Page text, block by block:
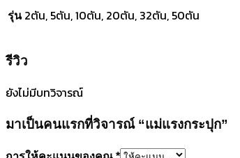
รุ่น 2ตัน, 5ตัน, 10ตัน, 20ตัน, 32ตัน, 50ตัน
รีวิว
ยังไม่มีบทวิจารณ์
มาเป็นคนแรกที่วิจารณ์ “แม่แรงกระปุก”